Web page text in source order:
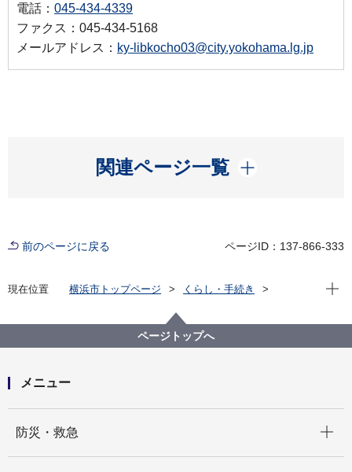
電話： 045-434-4339
ファクス：045-434-5168
メールアドレス： ky-libkocho03@city.yokohama.lg.jp
関連ページ一覧
開く
前のページに戻る ページID：137-866-333
現在位置 横浜市トップページ
くらし・手続き
神奈川区デジタルライブラリー
（１）沿岸部エリア
金蔵院
現在
ページトップへ
メニュー
防災・救急